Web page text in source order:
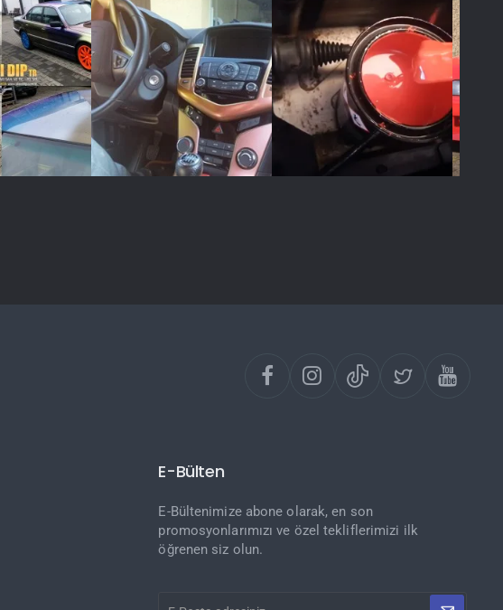
E-Bülten
E-Bültenimize abone olarak, en son
promosyonlarımızı ve özel tekliflerimizi ilk
öğrenen siz olun.